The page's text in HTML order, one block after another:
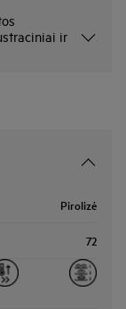
ir
Pirolizė
72